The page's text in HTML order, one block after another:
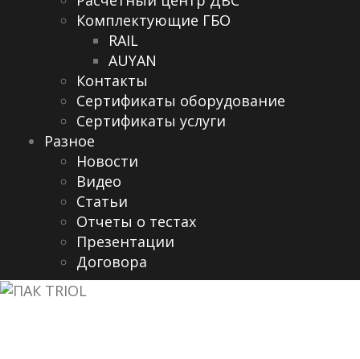
Комплектующие ГБО
RAIL
AUYAN
Контакты
Сертификаты оборудование
Сертификаты услуги
Разное
Новости
Видео
Cтатьи
Отчеты о тестах
Презентации
Договора